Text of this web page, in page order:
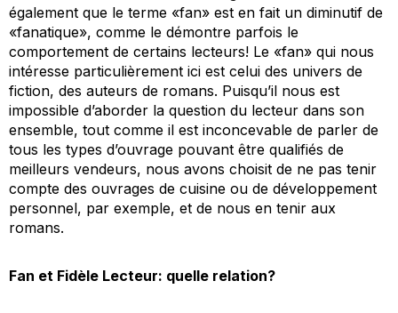
également que le terme «fan» est en fait un diminutif de
«fanatique», comme le démontre parfois le
comportement de certains lecteurs! Le «fan» qui nous
intéresse particulièrement ici est celui des univers de
fiction, des auteurs de romans. Puisqu’il nous est
impossible d’aborder la question du lecteur dans son
ensemble, tout comme il est inconcevable de parler de
tous les types d’ouvrage pouvant être qualifiés de
meilleurs vendeurs, nous avons choisit de ne pas tenir
compte des ouvrages de cuisine ou de développement
personnel, par exemple, et de nous en tenir aux
romans.
Fan et Fidèle Lecteur: quelle relation?